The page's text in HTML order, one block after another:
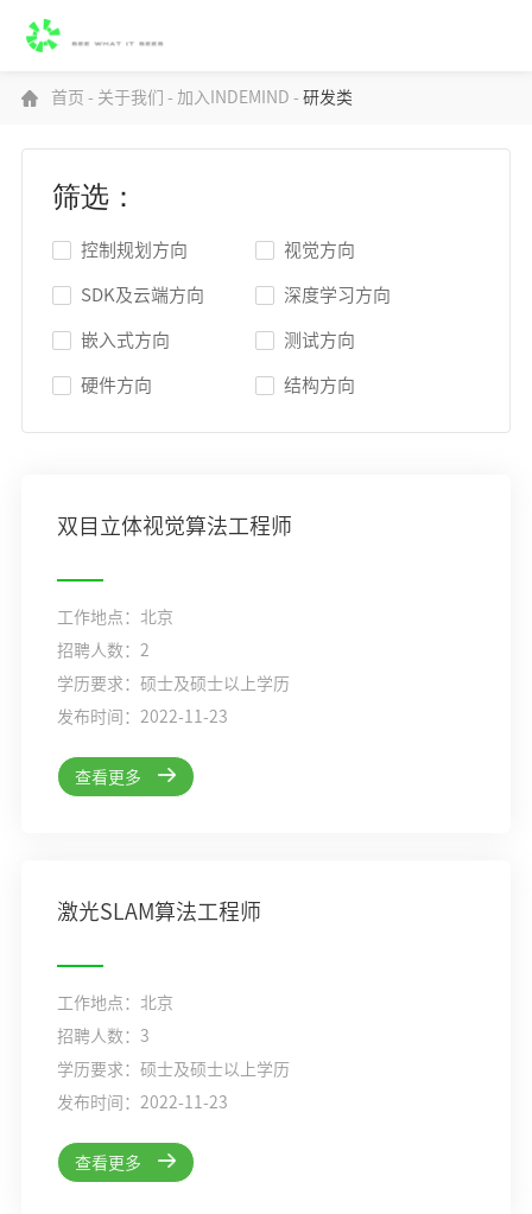
首页 - 关于我们 - 加入INDEMIND - 研发类
筛选：
控制规划方向 视觉方向
SDK及云端方向 深度学习方向
嵌入式方向 测试方向
硬件方向 结构方向
双目立体视觉算法工程师
工作地点：北京
招聘人数：2
学历要求：硕士及硕士以上学历
发布时间：2022-11-23
查看更多
激光SLAM算法工程师
工作地点：北京
招聘人数：3
学历要求：硕士及硕士以上学历
发布时间：2022-11-23
查看更多